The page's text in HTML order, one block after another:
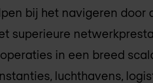
bij het navigeren door
superieure
in een breed
luchthavens,